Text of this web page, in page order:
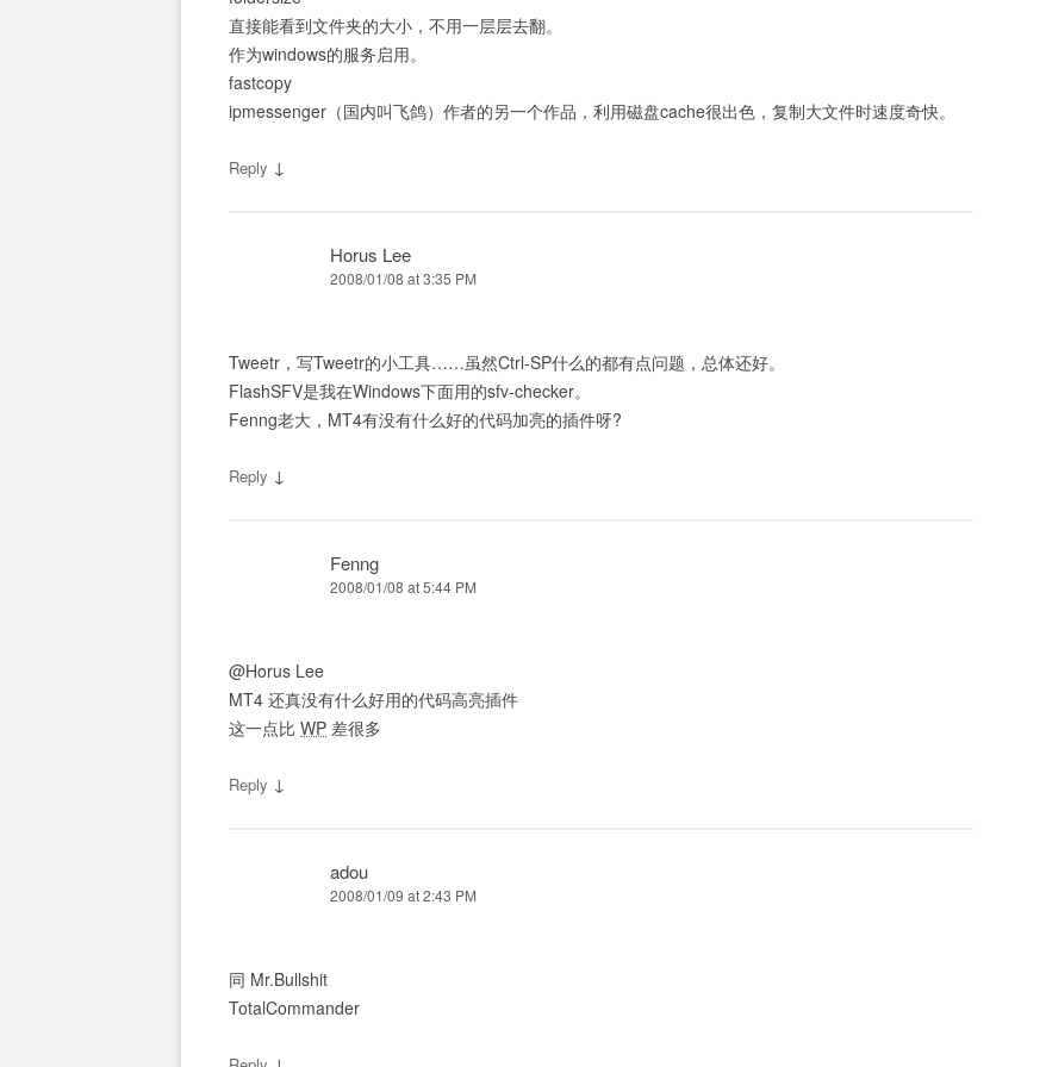
直接能看到文件夹的大小，不用一层层去翻。
作为windows的服务启用。
fastcopy
ipmessenger（国内叫飞鸽）作者的另一个作品，利用磁盘cache很出色，复制大文件时速度奇快。
Reply ↓
Horus Lee
2008/01/08 at 3:35 PM
Tweetr，写Tweetr的小工具……虽然Ctrl-SP什么的都有点问题，总体还好。
FlashSFV是我在Windows下面用的sfv-checker。
Fenng老大，MT4有没有什么好的代码加亮的插件呀?
Reply ↓
Fenng
2008/01/08 at 5:44 PM
@Horus Lee
MT4 还真没有什么好用的代码高亮插件
这一点比 WP 差很多
Reply ↓
adou
2008/01/09 at 2:43 PM
同 Mr.Bullshit
TotalCommander